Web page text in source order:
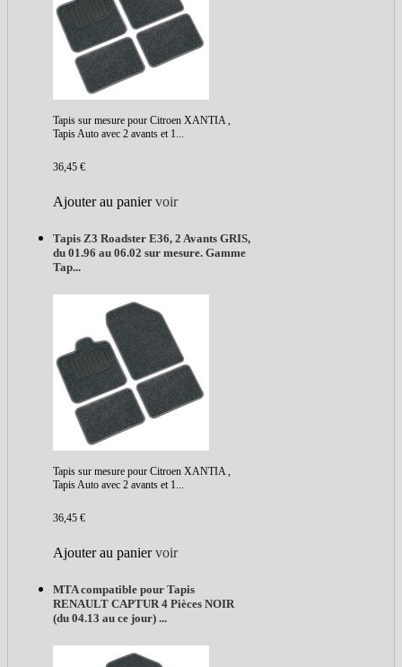
Tapis sur mesure pour Citroen XANTIA ,
Tapis Auto avec 2 avants et 1...
36,45 €
Ajouter au panier voir
Tapis Z3 Roadster E36, 2 Avants GRIS,
du 01.96 au 06.02 sur mesure. Gamme
Tap...
Tapis sur mesure pour Citroen XANTIA ,
Tapis Auto avec 2 avants et 1...
36,45 €
Ajouter au panier voir
MTA compatible pour Tapis
RENAULT CAPTUR 4 Pièces NOIR
(du 04.13 au ce jour) ...